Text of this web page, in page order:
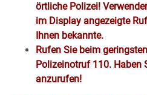
örtliche Polizei!
im Display angezeigte
Ihnen bekannte.
Rufen Sie beim
Polizeinotruf 110. Haben
anzurufen!